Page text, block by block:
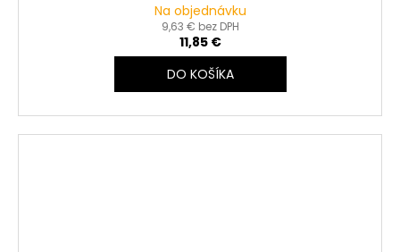
Na objednávku
9,63 € bez DPH
11,85 €
DO KOŠÍKA